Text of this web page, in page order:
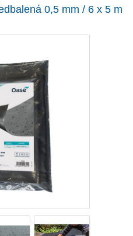
0,5 mm / 6 x 5 m